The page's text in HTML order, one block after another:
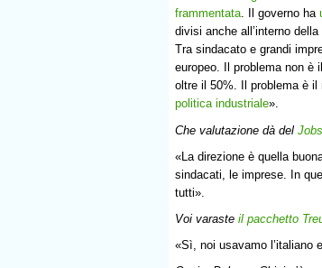
frammentata. Il governo ha
divisi anche all’interno
Tra sindacato e grandi
europeo. Il problema non è
oltre il 50%. Il problema è
politica industriale».
Che valutazione dà del
«La direzione è quella
sindacati, le imprese. In
tutti».
Voi varaste il pacchetto
«Sì, noi usavamo l’italiano